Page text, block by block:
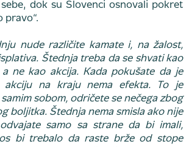
dok su Slovenci osnovali pokret
pravo“.
nude različite kamate i, na žalost,
Štednja treba da se shvati kao
a ne kao akcija. Kada pokušate da je
akciju na kraju nema efekta. To je
sobom, odričete se nečega zbog
boljitka. Štednja nema smisla ako nije
samo sa strane da bi imali,
bi trebalo da raste brže od stope